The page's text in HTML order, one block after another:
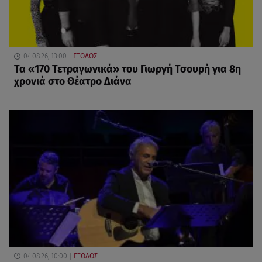
04.08.26, 13:00 ΕΞΟΔΟΣ
Τα «170 Τετραγωνικά» του Γιωργή Τσουρή για 8η
χρονιά στο Θέατρο Διάνα
04.08.26, 10:00 ΕΞΟΔΟΣ